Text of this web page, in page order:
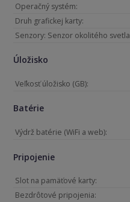
Operačný systém:
Druh grafickej karty:
Senzory: Senzor okolitého svetla
Úložisko
Veľkosť úložisko (GB):
Batérie
Výdrž batérie (WiFi a web):
Pripojenie
Slot na pamäťové karty:
Bezdrôtové pripojenia: